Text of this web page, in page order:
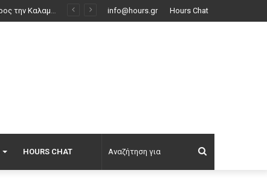
Σαλάχ: Αποθεώθηκε από 25.000 φίλους της Τραμπζονσπόρ στο «Papara Park», βίντεο και φωτογραφίες info@hours.gr Hours Chat
HOURS CHAT